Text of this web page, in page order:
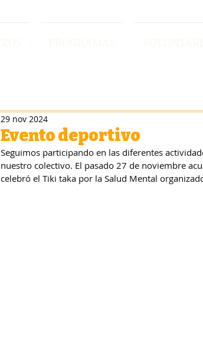
Evento deportivo
29 nov 2024
Seguimos participando en las diferentes
nuestro colectivo. El pasado 27 de noviembre
celebró el Tiki taka por la Salud Mental